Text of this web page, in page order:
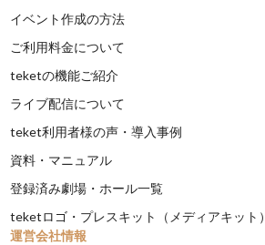
イベント作成の方法
ご利用料金について
teketの機能ご紹介
ライブ配信について
teket利用者様の声・導入事例
資料・マニュアル
登録済み劇場・ホール一覧
teketロゴ・プレスキット（メディアキット）
運営会社情報